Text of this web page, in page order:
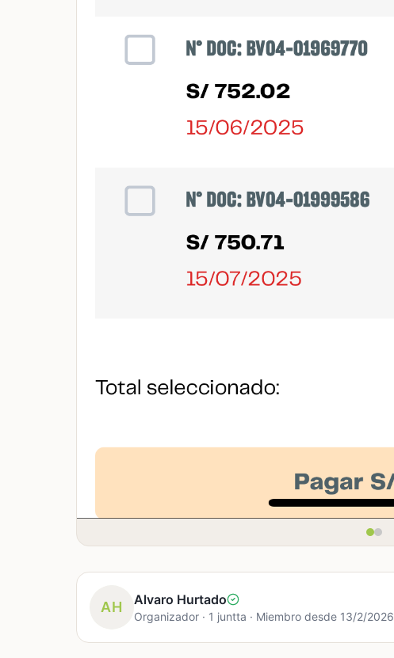
AH Alvaro Hurtado
Organizador · 1 juntta · Miembro desde 13/2/2026